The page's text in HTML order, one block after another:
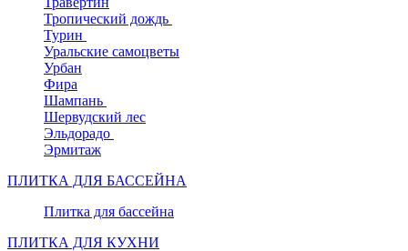
Тропический дождь
Турин
Уральские самоцветы
Урбан
Фира
Шампань
Шервудский лес
Эльдорадо
Эрмитаж
ПЛИТКА ДЛЯ БАССЕЙНА
Плитка для бассейна
ПЛИТКА ДЛЯ КУХНИ